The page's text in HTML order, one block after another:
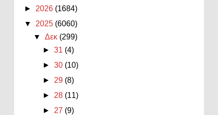
► 2026 (1684)
▼ 2025 (6060)
▼Δεκ (299)
►31 (4)
►30 (10)
► 29 (8)
► 28 (11)
► 27 (9)